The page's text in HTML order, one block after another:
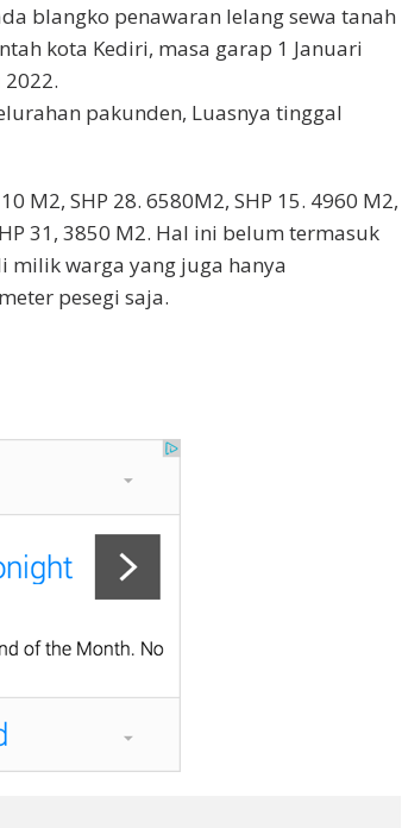
blangko penawaran lelang sewa tanah
kota Kediri, masa garap 1 Januari
pakunden, Luasnya tinggal
M2, SHP 28. 6580M2, SHP 15. 4960 M2,
31, 3850 M2. Hal ini belum termasuk
warga yang juga hanya
pesegi saja.